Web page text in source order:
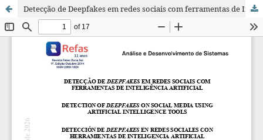
Detecção de Deepfakes em redes sociais com ferramentas de Inteligência Artificial